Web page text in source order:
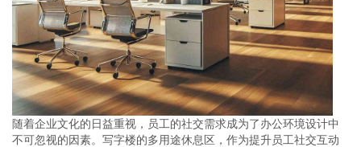
随着企业文化的日益重视，员工的社交需求成为了办公环境设计中
不可忽视的因素。写字楼的多用途休息区，作为提升员工社交互动